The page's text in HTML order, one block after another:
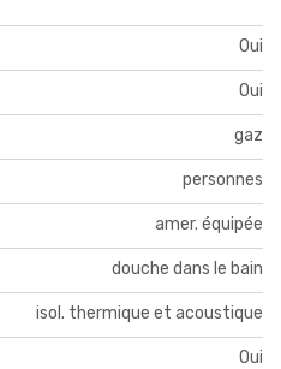
Oui
Oui
gaz
personnes
amer. équipée
douche dans le bain
isol. thermique et acoustique
Oui